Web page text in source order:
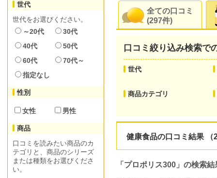
全ての口コミ
(297件)
口コミ絞り込み検索で
世代
商品カテゴリ
健康食品の口コミ結果 （
「プロポリス300」の検索
世代
世代をお選びください。
～20代
30代
40代
50代
60代
70代～
指定なし
性別
女性 男性
商品
口コミを読みたい商品のカ
テゴリと、商品のシリーズ
または種類をお選びくださ
い。